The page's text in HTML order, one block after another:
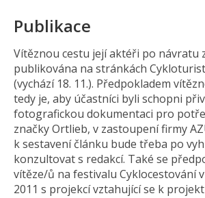
Publikace
Vítěznou cestu její aktéři po návratu
publikována na stránkách
(vychází 18. 11.). Předpokladem
tedy je, aby účastníci byli schopni
fotografickou dokumentaci pro
značky Ortlieb, v zastoupení firmy
k sestavení článku bude třeba po
konzultovat s redakcí. Také se
vítěze/ů na festivalu Cyklocestování
2011 s projekcí vztahující se k